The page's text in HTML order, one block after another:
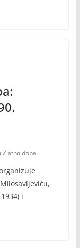
Zlatno doba
i